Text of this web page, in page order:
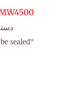
“Anvil’s Wrapmaster allows you to cover food trays with film plastic which can be sealed…